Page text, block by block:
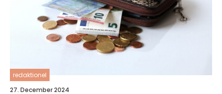
redaktionel
27. December 2024